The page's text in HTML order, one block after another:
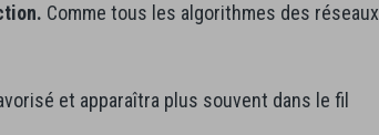
Comme tous les algorithmes des réseaux
et apparaîtra plus souvent dans le fil